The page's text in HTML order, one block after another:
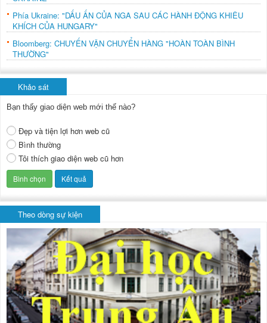
Phía Ukraine: "DẤU ẤN CỦA NGA SAU CÁC HÀNH ĐỘNG KHIÊU
KHÍCH CỦA HUNGARY"
Bloomberg: CHUYẾN VẬN CHUYỂN HÀNG "HOÀN TOÀN BÌNH
THƯỜNG"
Khảo sát
Bạn thấy giao diện web mới thế nào?
Đẹp và tiện lợi hơn web cũ
Bình thường
Tôi thích giao diện web cũ hơn
Theo dòng sự kiện